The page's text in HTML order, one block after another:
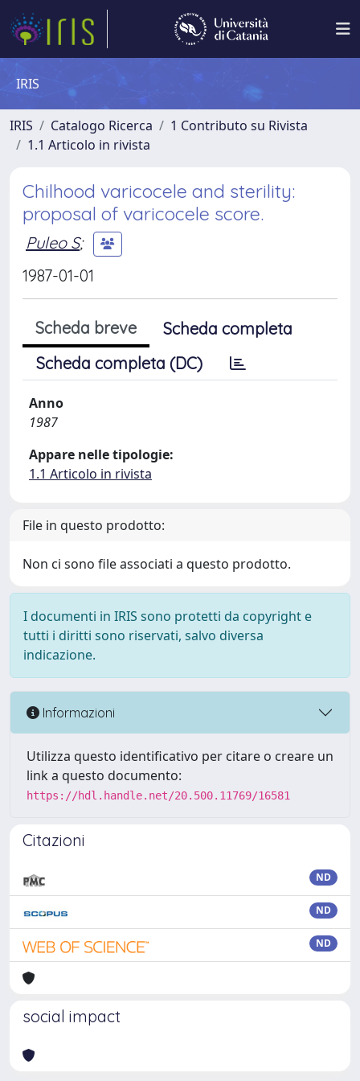
IRIS
IRIS Catalogo Ricerca
1 Contributo su Rivista
1.1 Articolo in rivista
Chilhood varicocele and sterility:
proposal of varicocele score.
Puleo S;
1987-01-01
Scheda breve
Scheda completa
Scheda completa (DC)
Anno
1987
Appare nelle tipologie:
1.1 Articolo in rivista
File in questo prodotto:
Non ci sono file associati a questo prodotto.
I documenti in IRIS sono protetti da copyright e
tutti i diritti sono riservati, salvo diversa
indicazione.
Informazioni
Utilizza questo identificativo per citare o creare un
link a questo documento:
https://hdl.handle.net/20.500.11769/16581
Citazioni
ND
ND
ND
social impact